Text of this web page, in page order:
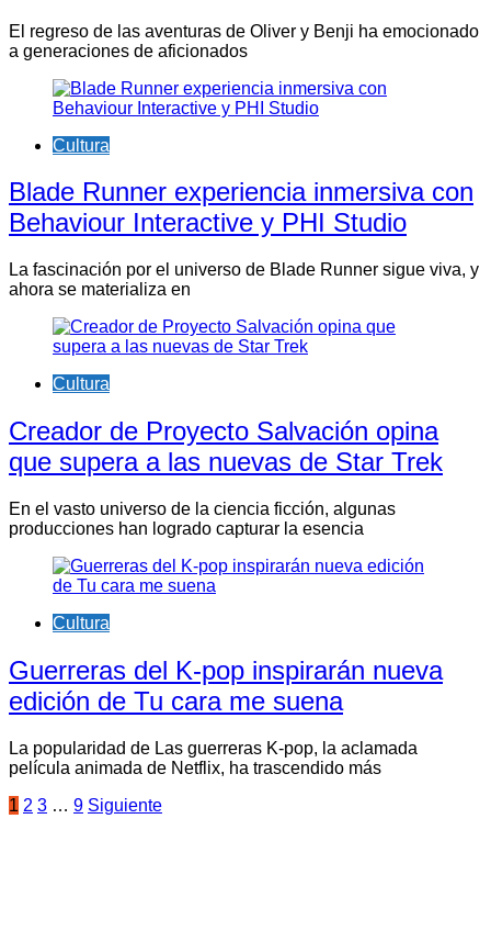
El regreso de las aventuras de Oliver y Benji ha emocionado
a generaciones de aficionados
Cultura
Blade Runner experiencia inmersiva con
Behaviour Interactive y PHI Studio
La fascinación por el universo de Blade Runner sigue viva, y
ahora se materializa en
Cultura
Creador de Proyecto Salvación opina
que supera a las nuevas de Star Trek
En el vasto universo de la ciencia ficción, algunas
producciones han logrado capturar la esencia
Cultura
Guerreras del K-pop inspirarán nueva
edición de Tu cara me suena
La popularidad de Las guerreras K-pop, la aclamada
película animada de Netflix, ha trascendido más
Paginación
1 2 3 … 9 Siguiente